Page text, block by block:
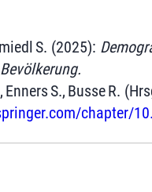
S. (2025):
S., Busse R.
chapter/